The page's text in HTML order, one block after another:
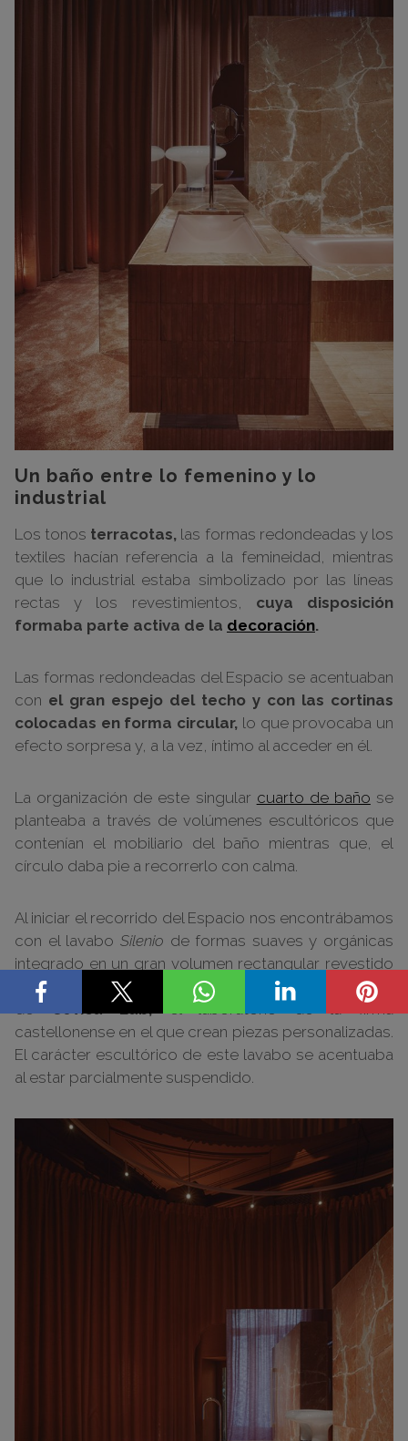
Un baño entre lo femenino y lo
industrial
Los tonos terracotas, las formas redondeadas y los
textiles hacían referencia a la femineidad, mientras
que lo industrial estaba simbolizado por las líneas
rectas y los revestimientos,
cuya disposición
formaba parte activa de la decoración.
Las formas redondeadas del Espacio se acentuaban
con el gran espejo del techo y con las cortinas
colocadas en forma circular, lo que provocaba un
efecto sorpresa y, a la vez, íntimo al acceder en él.
La organización de este singular cuarto de baño se
planteaba a través de volúmenes escultóricos que
contenían el mobiliario del baño mientras que, el
círculo daba pie a recorrerlo con calma.
Al iniciar el recorrido del Espacio nos encontrábamos
con el lavabo Silenio de formas suaves y orgánicas
integrado en un gran volumen rectangular revestido
con pequeñas piedras
realizadas a medida a través
de
Cevica Lab,
el laboratorio de la firma
castellonense en el que crean piezas personalizadas.
El carácter escultórico de este lavabo se acentuaba
al estar parcialmente suspendido.